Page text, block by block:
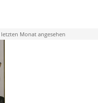
Monat angesehen